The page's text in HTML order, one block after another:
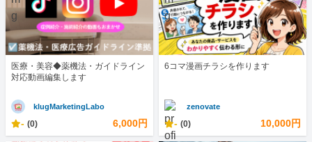
医療・美容◆薬機法・ガイドライン
対応動画編集します
klugMarketingLabo
- (0) 6,000円
6コマ漫画チラシを作ります
zenovate
- (0) 10,000円